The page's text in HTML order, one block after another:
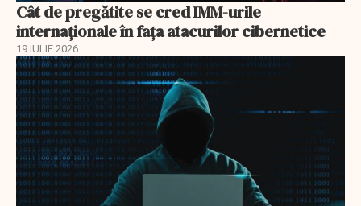
Cât de pregătite se cred IMM-urile
internaționale în fața atacurilor cibernetice
19 IULIE 2026